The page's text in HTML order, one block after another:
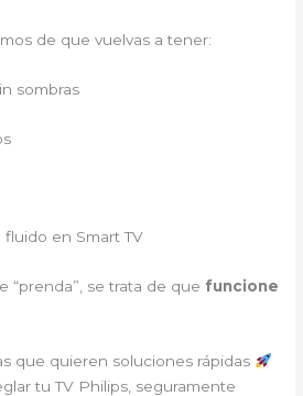
de que vuelvas a tener:
sombras
en Smart TV
“prenda”, se trata de que funcione
que quieren soluciones rápidas
tu TV Philips, seguramente